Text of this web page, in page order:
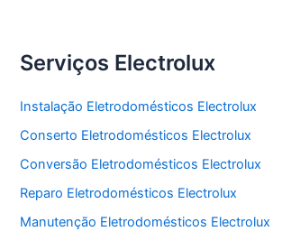
Serviços Electrolux
Instalação Eletrodomésticos Electrolux
Conserto Eletrodomésticos Electrolux
Conversão Eletrodomésticos Electrolux
Reparo Eletrodomésticos Electrolux
Manutenção Eletrodomésticos Electrolux